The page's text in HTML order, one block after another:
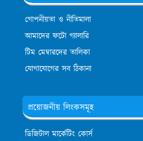
গোপনীয়তা ও নীতিমালা
আমাদের ফটো গ্যালারি
টিম মেম্বারদের তালিকা
যোগাযোগের সব ঠিকানা
প্রয়োজনীয় লিংকসমূহ
ডিজিটাল মার্কেটিং কোর্স